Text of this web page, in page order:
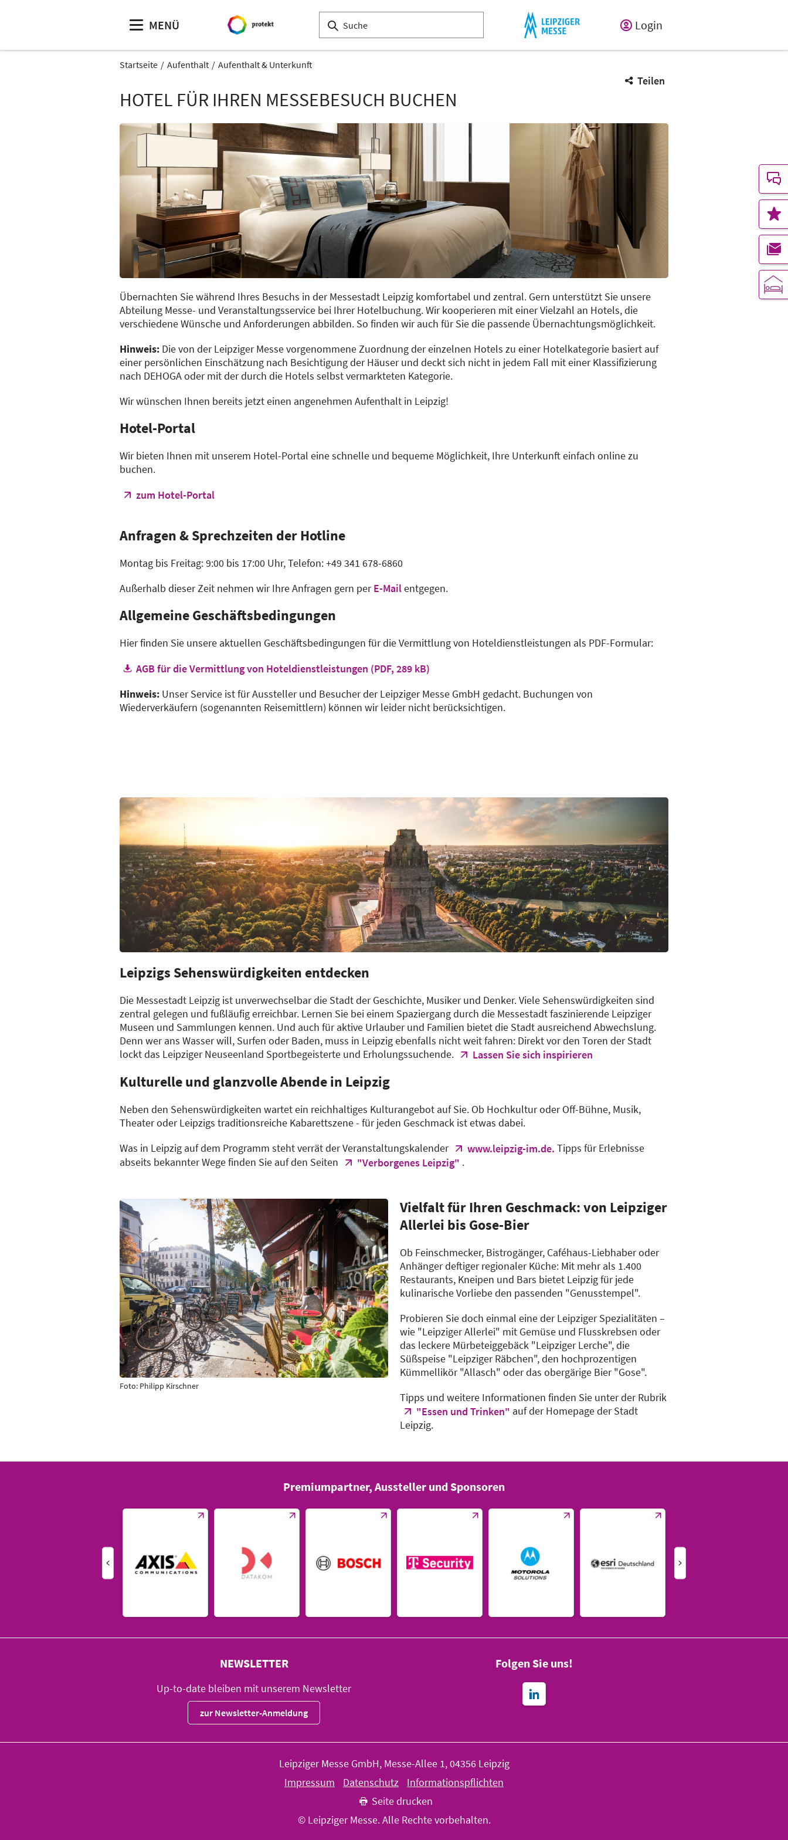
MENÜ Login
Startseite Aufenthalt Aufenthalt & Unterkunft
Teilen
HOTEL FÜR IHREN MESSEBESUCH BUCHEN
Übernachten Sie während Ihres Besuchs in der Messestadt Leipzig komfortabel und zentral. Gern unterstützt Sie unsere
Abteilung Messe- und Veranstaltungsservice bei Ihrer Hotelbuchung. Wir kooperieren mit einer Vielzahl an Hotels, die
verschiedene Wünsche und Anforderungen abbilden. So finden wir auch für Sie die passende Übernachtungsmöglichkeit.
Hinweis: Die von der Leipziger Messe vorgenommene Zuordnung der einzelnen Hotels zu einer Hotelkategorie basiert auf
einer persönlichen Einschätzung nach Besichtigung der Häuser und deckt sich nicht in jedem Fall mit einer Klassifizierung
nach DEHOGA oder mit der durch die Hotels selbst vermarkteten Kategorie.
Wir wünschen Ihnen bereits jetzt einen angenehmen Aufenthalt in Leipzig!
Hotel-Portal
Wir bieten Ihnen mit unserem Hotel-Portal eine schnelle und bequeme Möglichkeit, Ihre Unterkunft einfach online zu
buchen.
zum Hotel-Portal
Anfragen & Sprechzeiten der Hotline
Montag bis Freitag: 9:00 bis 17:00 Uhr, Telefon: +49 341 678-6860
Außerhalb dieser Zeit nehmen wir Ihre Anfragen gern perE-Mailentgegen.
Allgemeine Geschäftsbedingungen
Hier finden Sie unsere aktuellen Geschäftsbedingungen für die Vermittlung von Hoteldienstleistungen als PDF-Formular:
AGB für die Vermittlung von Hoteldienstleistungen (PDF, 289 kB)
Hinweis: Unser Service ist für Aussteller und Besucher der Leipziger Messe GmbH gedacht. Buchungen von
Wiederverkäufern (sogenannten Reisemittlern) können wir leider nicht berücksichtigen.
Leipzigs Sehenswürdigkeiten entdecken
Die Messestadt Leipzig ist unverwechselbar die Stadt der Geschichte, Musiker und Denker. Viele Sehenswürdigkeiten sind
zentral gelegen und fußläufig erreichbar. Lernen Sie bei einem Spaziergang durch die Messestadt faszinierende Leipziger
Museen und Sammlungen kennen. Und auch für aktive Urlauber und Familien bietet die Stadt ausreichend Abwechslung.
Denn wer ans Wasser will, Surfen oder Baden, muss in Leipzig ebenfalls nicht weit fahren: Direkt vor den Toren der Stadt
lockt das Leipziger Neuseenland Sportbegeisterte und Erholungssuchende.
Lassen Sie sich inspirieren
Kulturelle und glanzvolle Abende in Leipzig
Neben den Sehenswürdigkeiten wartet ein reichhaltiges Kulturangebot auf Sie. Ob Hochkultur oder Off-Bühne, Musik,
Theater oder Leipzigs traditionsreiche Kabarettszene - für jeden Geschmack ist etwas dabei.
Was in Leipzig auf dem Programm steht verrät der Veranstaltungskalender
www.leipzig-im.de.
abseits bekannter Wege finden Sie auf den Seiten
"Verborgenes Leipzig" .
Foto: Philipp Kirschner
Vielfalt für Ihren Geschmack: von Leipziger
Allerlei bis Gose-Bier
Ob Feinschmecker, Bistrogänger, Caféhaus-Liebhaber oder
Anhänger deftiger regionaler Küche: Mit mehr als 1.400
Restaurants, Kneipen und Bars bietet Leipzig für jede
kulinarische Vorliebe den passenden "Genusstempel".
Probieren Sie doch einmal eine der Leipziger Spezialitäten –
wie "Leipziger Allerlei" mit Gemüse und Flusskrebsen oder
das leckere Mürbeteiggebäck "Leipziger Lerche", die
Süßspeise "Leipziger Räbchen", den hochprozentigen
Kümmellikör "Allasch" oder das obergärige Bier "Gose".
Tipps und weitere Informationen finden Sie unter der Rubrik
"Essen und Trinken" auf der Homepage der Stadt
Leipzig.
Premiumpartner, Aussteller und Sponsoren
NEWSLETTER
Up-to-date bleiben mit unserem Newsletter
zur Newsletter-Anmeldung
Folgen Sie uns!
Leipziger Messe GmbH, Messe-Allee 1, 04356 Leipzig
Impressum
Datenschutz
Informationspflichten
Seite drucken
© Leipziger Messe. Alle Rechte vorbehalten.